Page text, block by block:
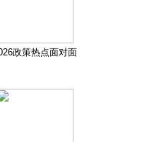
政策热点面对面